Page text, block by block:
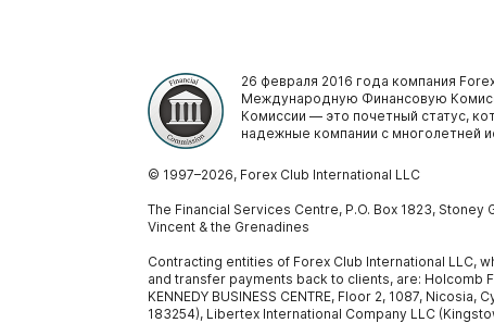
26 февраля 2016 года компания
Международную Финансовую
Комиссии — это почетный статус,
надежные компании с многолетней
© 1997–2026, Forex Club International LLC
The Financial Services Centre, P.O. Box 1823, Stoney
Vincent & the Grenadines
Contracting entities of Forex Club International LLC,
and transfer payments back to clients, are: Holcomb
KENNEDY BUSINESS CENTRE, Floor 2, 1087, Nicosia,
183254), Libertex International Company LLC